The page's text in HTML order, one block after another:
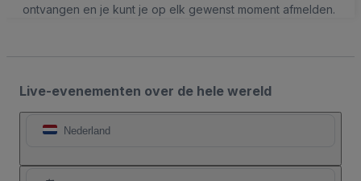
ontvangen en je kunt je op elk gewenst moment afmelden.
Live-evenementen over de hele wereld
Nederland